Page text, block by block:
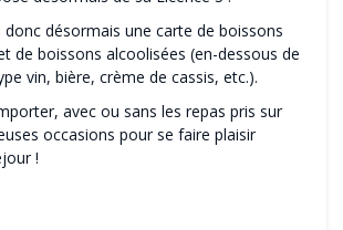
désormais une carte de boissons
de boissons alcoolisées (en-dessous de
vin, bière, crème de cassis, etc.).
avec ou sans les repas pris sur
occasions pour se faire plaisir
!